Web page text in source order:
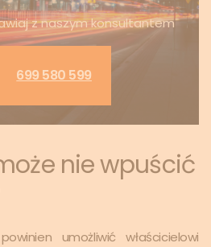
z naszym konsultantem
699 580 599
nie wpuścić
umożliwić właścicielowi